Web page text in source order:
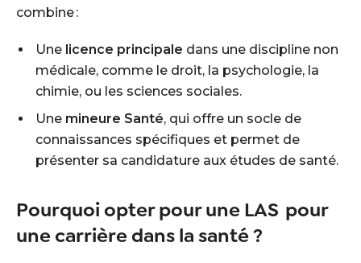
combine :
Une licence principale dans une discipline non
médicale, comme le droit, la psychologie, la
chimie, ou les sciences sociales.
Une mineure Santé, qui offre un socle de
connaissances spécifiques et permet de
présenter sa candidature aux études de santé.
Pourquoi opter pour une LAS pour
une carrière dans la santé ?